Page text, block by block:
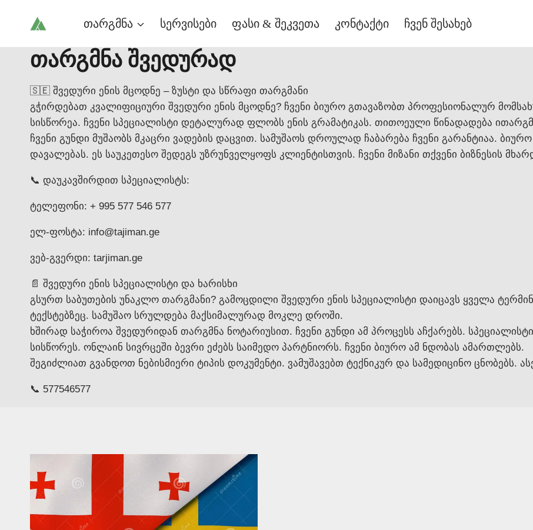
თარგმნა სერვისები ფასი & შეკვეთა კონტაქტი ჩვენ შესახებ
თარგმნა შვედურად
🇸🇪 შვედური ენის მცოდნე – ზუსტი და სწრაფი თარგმანი
გჭირდებათ კვალიფიციური შვედური ენის მცოდნე? ჩვენი ბიურო გთავაზობთ პროფესიონალურ
სისწორეა. ჩვენი სპეციალისტი დეტალურად ფლობს ენის გრამატიკას. თითოეული წინადადება
ჩვენი გუნდი მუშაობს მკაცრი ვადების დაცვით. სამუშაოს დროულად ჩაბარება ჩვენი გარანტიაა.
დავალებას. ეს საუკეთესო შედეგს უზრუნველყოფს კლიენტისთვის. ჩვენი მიზანი თქვენი ბიზნესის
📞 დაუკავშირდით სპეციალისტს:
ტელეფონი: + 995 577 546 577
ელ-ფოსტა: info@tajiman.ge
ვებ-გვერდი: tarjiman.ge
📄 შვედური ენის სპეციალისტი და ხარისხი
გსურთ საბუთების უნაკლო თარგმანი? გამოცდილი შვედური ენის სპეციალისტი დაიცავს ყველა
ტექსტებზეც. სამუშაო სრულდება მაქსიმალურად მოკლე დროში.
ხშირად საჭიროა შვედურიდან თარგმნა ნოტარიუსით. ჩვენი გუნდი ამ პროცესს აჩქარებს.
სისწორეს. ონლაინ სივრცეში ბევრი ეძებს საიმედო პარტნიორს. ჩვენი ბიურო ამ ნდობას ამართლებს.
შეგიძლიათ გვანდოთ ნებისმიერი ტიპის დოკუმენტი. ვამუშავებთ ტექნიკურ და სამედიცინო ცნობებს.
📞 577546577